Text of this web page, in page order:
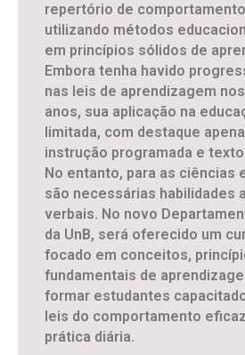
repertório de
utilizando métodos
em princípios sólidos de
Embora tenha havido
nas leis de aprendizagem
anos, sua aplicação na
limitada, com destaque
instrução programada e
No entanto, para as ciências
são necessárias habilidades
verbais. No novo
da UnB, será oferecido um
focado em conceitos,
fundamentais de
formar estudantes
leis do comportamento
prática diária.